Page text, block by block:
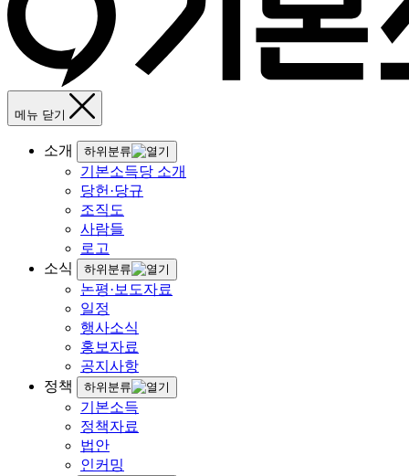
메뉴 닫기
소개 하위분류
기본소득당 소개
당헌·당규
조직도
사람들
로고
소식
하위분류
논평·보도자료
일정
행사소식
홍보자료
공지사항
정책
하위분류
기본소득
정책자료
법안
인커밍